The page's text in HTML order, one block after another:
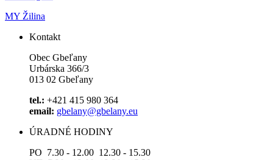
MY Žilina
Kontakt
Obec Gbeľany
Urbárska 366/3
013 02 Gbeľany
tel.: +421 415 980 364
email: gbelany@gbelany.eu
ÚRADNÉ HODINY
PO 7.30 - 12.00 12.30 - 15.30